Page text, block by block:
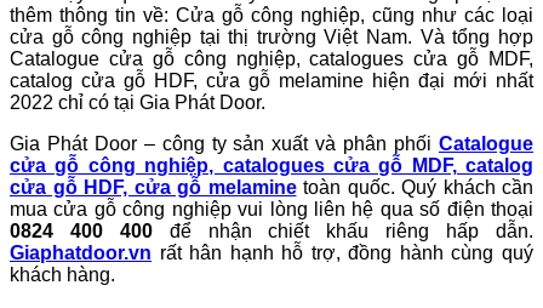
thêm thông tin về: Cửa gỗ công nghiệp, cũng như các loại
cửa gỗ công nghiệp tại thị trường Việt Nam. Và tổng hợp
Catalogue cửa gỗ công nghiệp, catalogues cửa gỗ MDF,
catalog cửa gỗ HDF, cửa gỗ melamine hiện đại mới nhất
2022 chỉ có tại Gia Phát Door.
Gia Phát Door – công ty sản xuất và phân phối Catalogue
cửa gỗ công nghiệp, catalogues cửa gỗ MDF, catalog
cửa gỗ HDF, cửa gỗ melaminetoàn quốc. Quý khách cần
mua cửa gỗ công nghiệp vui lòng liên hệ qua số điện thoại
0824 400 400để nhận chiết khấu riêng hấp dẫn.
Giaphatdoor.vn rất hân hạnh hỗ trợ, đồng hành cùng quý
khách hàng.